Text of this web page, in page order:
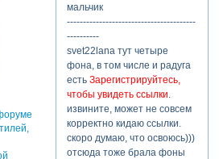
мальчик
----------------------------------------
----------
svet22lana тут четыре
фона, в том числе и радуга
есть Зарегистрируйтесь,
чтобы увидеть ссылки.
извините, может не совсем
корректно кидаю ссылки.
скоро думаю, что освоюсь)))
отсюда тоже брала фоны